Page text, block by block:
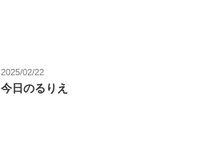
2025/02/22
今日のるりえ